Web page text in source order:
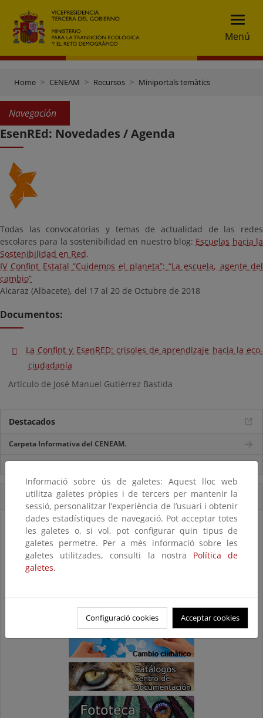
Menú
Home CENEAM Recursos Miniportals temàtics
Navegación
EsenREd: Novedades / Agenda
Todas las convocatorias y temas de actualidad de las redes
escolares para la sostenibilidad en nuestro blog: Escuelas hacia la
Sostenibilidad en Red.
IV Confint Estatal “Cuidemos el planeta”: “La escuela, agente del
cambio”
Alcaraz (Albacete), del 17 al 20 de Octubre de 2018
Documentos:
La Confint y EsenRED: crisoles de aprendizaje hacia la eco-
ciudadanía
Artículo de José Manuel Gutiérrez Bastida
Destacados
Carpeta Informativa del CENEAM.
Suscríbete a la Carpeta Informativa del Ceneam
Accesos Directos
Informació sobre ús de galetes: Aquest lloc web
utilitza galetes pròpies i de tercers per mantenir la
sessió, personalitzar l’experiència de l’usuari i obtenir
dades estadístiques de navegació. Pot acceptar totes
les galetes o, si vol, pot configurar quin tipus de
galetes permetre. Per a més informació sobre les
galetes utilitzades, consulti la nostra Política de
galetes.
Configuració cookies Acceptar cookies